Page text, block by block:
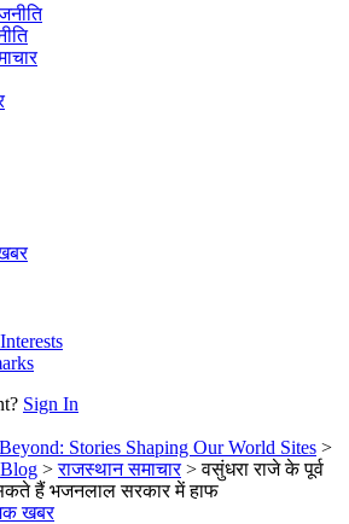
Sign In
Stories Shaping Our World Sites >
Blog >राजस्थान समाचार>वसुंधरा राजे के पूर्व
हैं भजनलाल सरकार में हाफ
खबर